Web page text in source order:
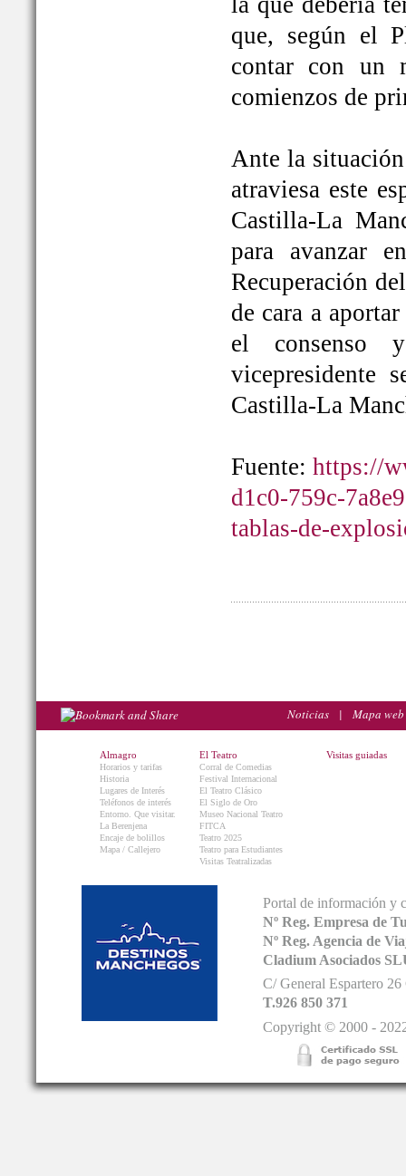
que, según el
contar con un
comienzos de
Ante la
atraviesa este
Castilla-La
para avanzar
Recuperación
de cara a
el consenso
vicepresidente
Castilla-La
Fuente: https://
d1c0-759c-
tablas-de-
Noticias | Mapa web
Almagro
Horarios y tarifas
Historia
Lugares de Interés
Teléfonos de interés
Entorno. Que visitar.
La Berenjena
Encaje de bolillos
Mapa / Callejero
El Teatro
Corral de Comedias
Festival Internacional
El Teatro Clásico
El Siglo de Oro
Museo Nacional Teatro
FITCA
Teatro 2025
Teatro para Estudiantes
Visitas Teatralizadas
Visitas guiadas
Portal de información y
Nº Reg. Empresa de
Nº Reg. Agencia de
Cladium Asociados
C/ General Espartero
T.926 850 371
Copyright © 2000 -